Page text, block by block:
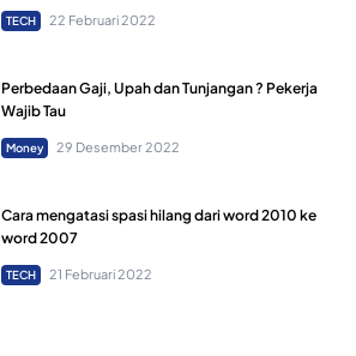
TECH 22 Februari 2022
Perbedaan Gaji, Upah dan Tunjangan ? Pekerja
Wajib Tau
Money 29 Desember 2022
Cara mengatasi spasi hilang dari word 2010 ke
word 2007
TECH 21 Februari 2022